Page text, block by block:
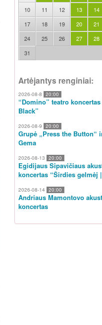
10
11 12 13 14
17
18 19 20 21
24
25 26 27 28
31
Artėjantys renginiai:
2026-08-8 20:00
“Domino” teatro
Black”
2026-08-9 20:00
Grupė „Press the Button“
Gema
2026-08-13 20:00
Egidijaus Sipavičiaus
koncertas “Širdies gelmėj
2026-08-14 20:00
Andriaus Mamontovo
koncertas